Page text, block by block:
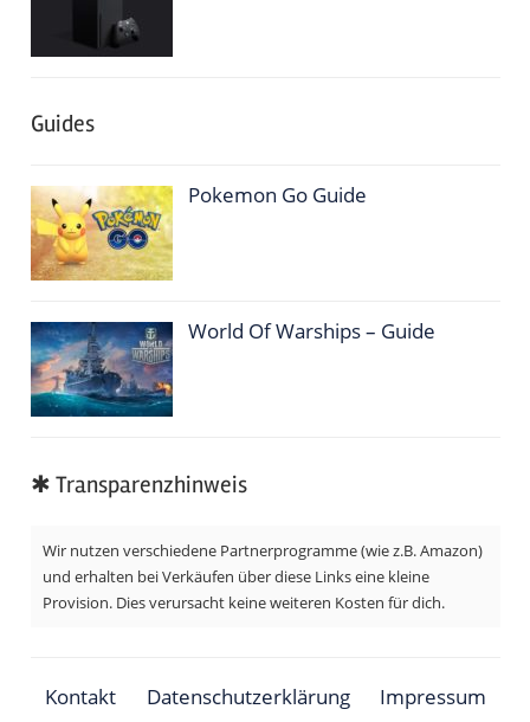
Guides
Pokemon Go Guide
World Of Warships – Guide
✱ Transparenzhinweis
Wir nutzen verschiedene Partnerprogramme (wie z.B. Amazon)
und erhalten bei Verkäufen über diese Links eine kleine
Provision. Dies verursacht keine weiteren Kosten für dich.
Kontakt Datenschutzerklärung Impressum